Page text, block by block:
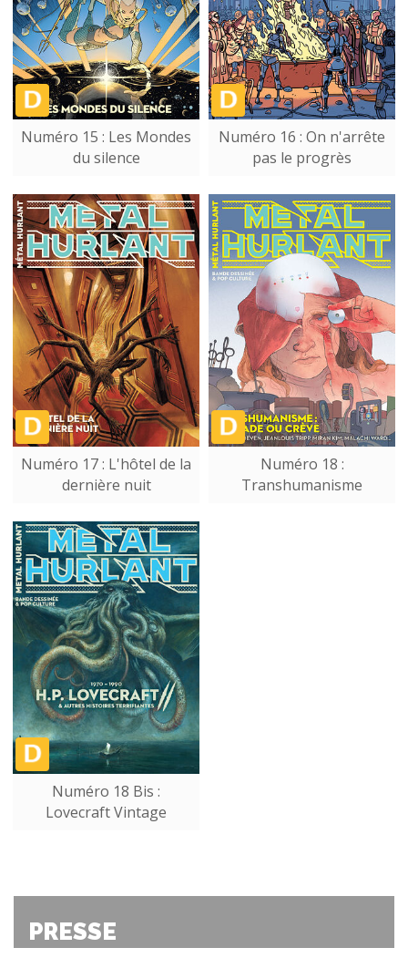
Numéro 15 : Les Mondes
du silence
Numéro 16 : On n'arrête
pas le progrès
Numéro 17 : L'hôtel de la
dernière nuit
Numéro 18 :
Transhumanisme
Numéro 18 Bis :
Lovecraft Vintage
PRESSE